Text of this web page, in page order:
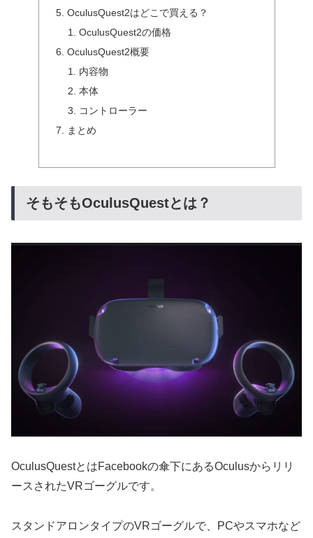
OculusQuest2はどこで買える？
OculusQuest2の価格
OculusQuest2概要
内容物
本体
コントローラー
まとめ
そもそもOculusQuestとは？
OculusQuestとはFacebookの傘下にあるOculusからリリ
ースされたVRゴーグルです。
スタンドアロンタイプのVRゴーグルで、PCやスマホなど